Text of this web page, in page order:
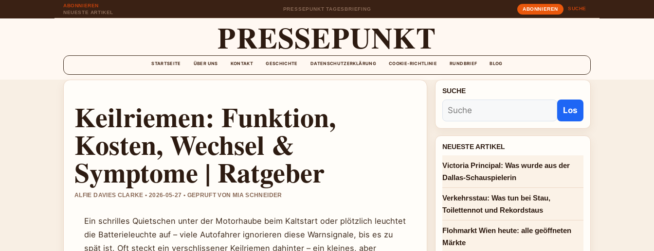
ABONNIEREN
NEUESTE ARTIKEL
PRESSEPUNKT TAGESBRIEFING ABONNIEREN SUCHE
PRESSEPUNKT
STARTSEITE ÜBER UNS KONTAKT GESCHICHTE DATENSCHUTZERKLÄRUNG COOKIE-RICHTLINIE RUNDBRIEF BLOG
Keilriemen: Funktion,
Kosten, Wechsel &
Symptome | Ratgeber
ALFIE DAVIES CLARKE • 2026-05-27 • GEPRUFT VON MIA SCHNEIDER
Ein schrilles Quietschen unter der Motorhaube beim Kaltstart oder plötzlich leuchtet
die Batterieleuchte auf – viele Autofahrer ignorieren diese Warnsignale, bis es zu
spät ist. Oft steckt ein verschlissener Keilriemen dahinter – ein kleines, aber
SUCHE
Los
NEUESTE ARTIKEL
Victoria Principal: Was wurde aus der
Dallas-Schauspielerin
Verkehrsstau: Was tun bei Stau,
Toilettennot und Rekordstaus
Flohmarkt Wien heute: alle geöffneten
Märkte